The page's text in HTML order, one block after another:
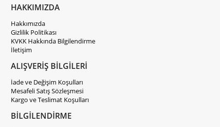
HAKKIMIZDA
Hakkımızda
Gizlilik Politikası
KVKK Hakkında Bilgilendirme
İletişim
ALIŞVERİŞ BİLGİLERİ
İade ve Değişim Koşulları
Mesafeli Satış Sözleşmesi
Kargo ve Teslimat Koşulları
BİLGİLENDİRME